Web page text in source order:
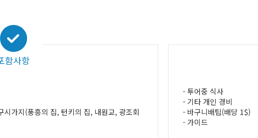
함사항
가지(풍흥의 집, 턴키의 집, 내원교, 광조회
- 투어중 식사
- 기타 개인 경비
- 바구니배팁(배당 1$)
- 가이드